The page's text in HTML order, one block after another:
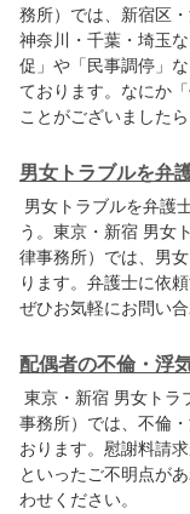
務所）では、新宿区
神奈川・千葉・埼玉
促」や「民事調停」
ております。なにか
ことがございました
男女トラブルを弁
男女トラブルを弁護
う。東京・新宿 男女
律事務所）では、男
ります。弁護士に依
ぜひお気軽にお問い合
配偶者の不倫・浮
東京・新宿 男女トラ
事務所）では、不倫
おります。慰謝料請
といったご不明点が
わせください。